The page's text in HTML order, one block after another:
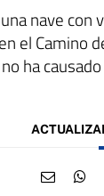
nave con
el Camino
ha